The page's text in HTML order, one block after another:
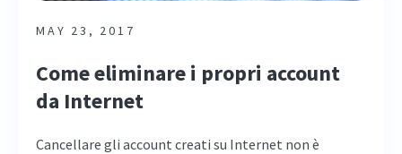
MAY 23, 2017
Come eliminare i propri account
da Internet
Cancellare gli account creati su Internet non è